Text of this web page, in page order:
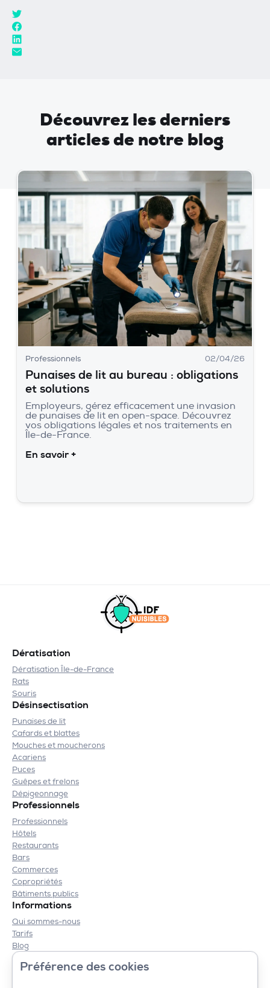
Découvrez les derniers
articles de notre blog
Professionnels 02/04/26
Punaises de lit au bureau : obligations
et solutions
Employeurs, gérez efficacement une invasion
de punaises de lit en open-space. Découvrez
vos obligations légales et nos traitements en
Île-de-France.
En savoir +
Préférence des cookies
Dératisation
Dératisation Île-de-France
Rats
Souris
Désinsectisation
Punaises de lit
Cafards et blattes
Mouches et moucherons
Acariens
Puces
Guêpes et frelons
Dépigeonnage
Professionnels
Professionnels
Hôtels
Restaurants
Bars
Commerces
Copropriétés
Bâtiments publics
Informations
Qui sommes-nous
Tarifs
Blog
Contact
Mentions légales